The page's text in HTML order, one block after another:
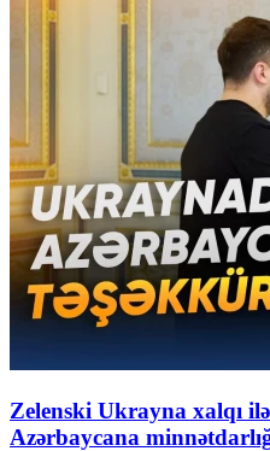
Zelenski Ukrayna xalqı
Azərbaycana